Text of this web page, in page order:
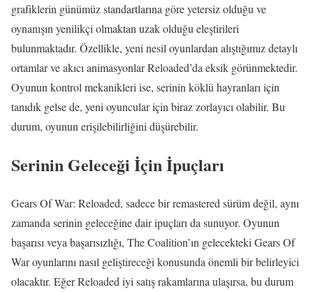
grafiklerin günümüz standartlarına göre yetersiz olduğu ve
oynanışın yenilikçi olmaktan uzak olduğu eleştirileri
bulunmaktadır. Özellikle, yeni nesil oyunlardan alıştığımız detaylı
ortamlar ve akıcı animasyonlar Reloaded’da eksik görünmektedir.
Oyunun kontrol mekanikleri ise, serinin köklü hayranları için
tanıdık gelse de, yeni oyuncular için biraz zorlayıcı olabilir. Bu
durum, oyunun erişilebilirliğini düşürebilir.
Serinin Geleceği İçin İpuçları
Gears Of War: Reloaded, sadece bir remastered sürüm değil, aynı
zamanda serinin geleceğine dair ipuçları da sunuyor. Oyunun
başarısı veya başarısızlığı, The Coalition’ın gelecekteki Gears Of
War oyunlarını nasıl geliştireceği konusunda önemli bir belirleyici
olacaktır. Eğer Reloaded iyi satış rakamlarına ulaşırsa, bu durum